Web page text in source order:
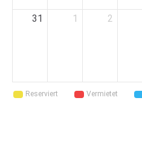
31 1 2
Reserviert Vermietet